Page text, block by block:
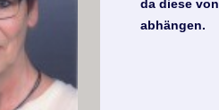
da diese
abhängen.